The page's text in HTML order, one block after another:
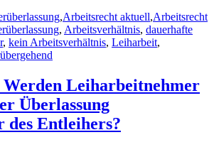
,Arbeitsrecht aktuell,Arbeitsrecht
, Arbeitsverhältnis, dauerhafte
, kein Arbeitsverhältnis, Leiharbeit,
Leiharbeitnehmer
Überlassung
des Entleihers?